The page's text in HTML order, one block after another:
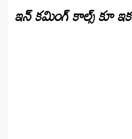
ఇన్ కమింగ్ కాల్స్ కూ